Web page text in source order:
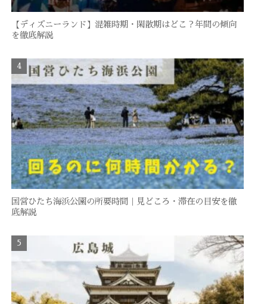
【ディズニーランド】混雑時期・閑散期はどこ？年間の傾向
を徹底解説
国営ひたち海浜公園の所要時間｜見どころ・滞在の目安を徹
底解説